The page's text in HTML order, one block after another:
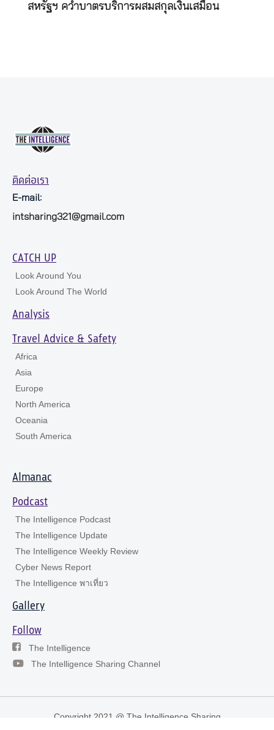
สหรัฐฯ คว่ำบาตรบริการผสมสกุลเงินเสมือน
ติดต่อเรา
E-mail:
intsharing321@gmail.com
CATCH UP
Look Around You
Look Around The World
Analysis
Travel Advice & Safety
Africa
Asia
Europe
North America
Oceania
South America
Almanac
Podcast
The Intelligence Podcast
The Intelligence Update
The Intelligence Weekly Review
Cyber News Report
The Intelligence พาเที่ยว
Gallery
Follow
The Intelligence
The Intelligence Sharing Channel
Copyright 2021 @ The Intelligence Sharing